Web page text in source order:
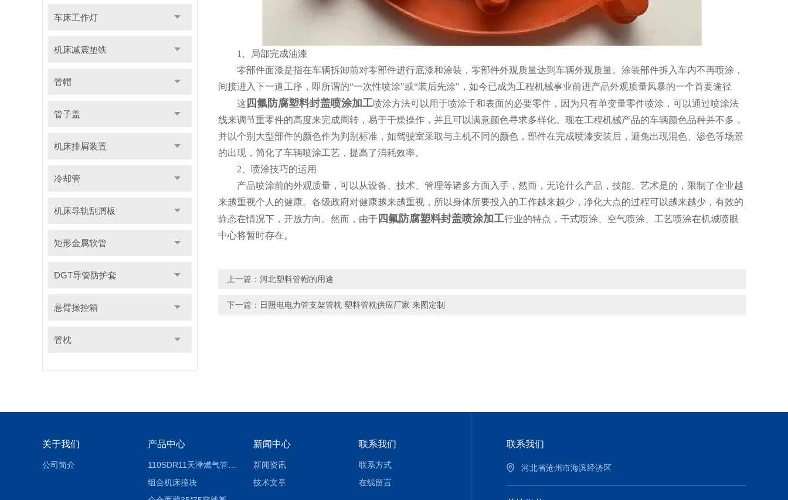
车床工作灯
机床减震垫铁
管帽
管子盖
机床排屑装置
冷却管
机床导轨刮屑板
矩形金属软管
DGT导管防护套
悬臂操控箱
管枕
1、局部完成油漆
零部件面漆是指在车辆拆卸前对零部件进行底漆和涂装，零部件外观质量达到车辆外观质量。涂装部件拆入车内不再喷涂，
间接进入下一道工序，即所谓的“一次性喷涂"或“装后先涂"，如今已成为工程机械事业前进产品外观质量风暴的一个首要途径
这 四氟防腐塑料封盖喷涂加工喷涂方法可以用于喷涂千和表面的必要零件，因为只有单变量零件喷涂，可以通过喷涂法
线来调节重零件的高度来完成周转，易于干燥操作，并且可以满意颜色寻求多样化。现在工程机械产品的车辆颜色品种并不多，
并以个别大型部件的颜色作为判别标准，如驾驶室采取与主机不同的颜色，部件在完成喷漆安装后，避免出现混色、渗色等场景
的出现，简化了车辆喷涂工艺，提高了消耗效率。
2、喷涂技巧的运用
产品喷涂前的外观质量，可以从设备、技术、管理等诸多方面入手，然而，无论什么产品，技能、艺术是的，限制了企业越
来越重视个人的健康。各级政府对健康越来越重视，所以身体所要投入的工作越来越少，净化大点的过程可以越来越少，有效的
静态在情况下，开放方向。然而，由于 四氟防腐塑料封盖喷涂加工行业的特点，干式喷涂、空气喷涂、工艺喷涂在机城喷眼
中心将暂时存在。
上一篇： 河北塑料管帽的用途
下一篇： 日照电电力管支架管枕 塑料管枕供应厂家 来图定制
关于我们
公司简介
产品中心
组合机床撞块
新闻中心
新闻资讯
技术文章
联系我们
联系方式
在线留言
联系我们
河北省沧州市海滨经济区